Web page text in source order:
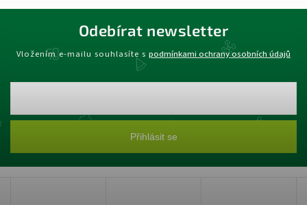
Odebírat newsletter
Vložením e-mailu souhlasíte s podmínkami ochrany osobních údajů
Přihlásit se